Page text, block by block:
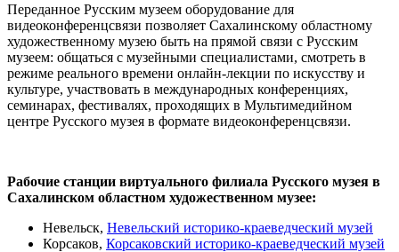
Переданное Русским музеем оборудование для
видеоконференцсвязи позволяет Сахалинскому областному
художественному музею быть на прямой связи с Русским
музеем: общаться с музейными специалистами, смотреть в
режиме реального времени онлайн-лекции по искусству и
культуре, участвовать в международных конференциях,
семинарах, фестивалях, проходящих в Мультимедийном
центре Русского музея в формате видеоконференцсвязи.
Рабочие станции виртуального филиала Русского музея в
Сахалинском областном художественном музее:
Невельск, Невельский историко-краеведческий музей
Корсаков, Корсаковский историко-краеведческий музей